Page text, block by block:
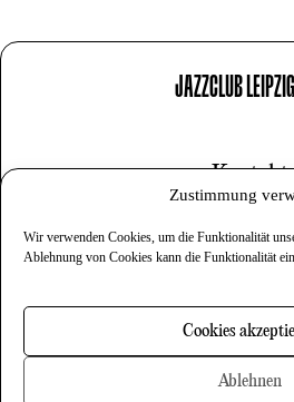
Zustimmung
Wir verwenden Cookies, um die Funktionalität
Ablehnung von Cookies kann die Funktionalität
Cookies
Ablehnen
JAZZCLUB
Kontakt
Newsletter